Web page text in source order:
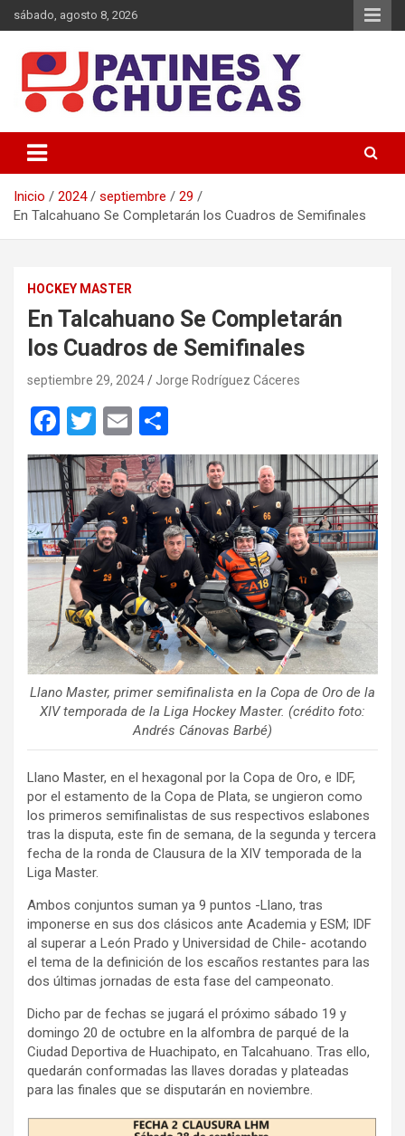
Saltar
al
sábado, agosto 8, 2026
Patines y Chuecas
Inicio 2024 septiembre
29
En Talcahuano Se Completarán los Cuadros de Semifinales
HOCKEY MASTER
En Talcahuano Se Completarán
los Cuadros de Semifinales
septiembre 29, 2024 Jorge Rodríguez Cáceres
F
a
ce
b
o
o
k
T
wi
tt
er
E
m
ail
o
m
p
ar
tir
Llano Master, primer semifinalista en la Copa de Oro de la
XIV temporada de la Liga Hockey Master. (crédito foto:
Andrés Cánovas Barbé)
Llano Master, en el hexagonal por la Copa de Oro, e IDF,
por el estamento de la Copa de Plata, se ungieron como
los primeros semifinalistas de sus respectivos eslabones
tras la disputa, este fin de semana, de la segunda y tercera
fecha de la ronda de Clausura de la XIV temporada de la
Liga Master.
Ambos conjuntos suman ya 9 puntos -Llano, tras
imponerse en sus dos clásicos ante Academia y ESM; IDF
al superar a León Prado y Universidad de Chile- acotando
el tema de la definición de los escaños restantes para las
dos últimas jornadas de esta fase del campeonato.
Dicho par de fechas se jugará el próximo sábado 19 y
domingo 20 de octubre en la alfombra de parqué de la
Ciudad Deportiva de Huachipato, en Talcahuano. Tras ello,
quedarán conformadas las llaves doradas y plateadas
para las finales que se disputarán en noviembre.